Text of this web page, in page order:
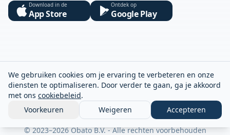
We gebruiken cookies om je ervaring te verbeteren en onze
diensten te optimaliseren. Door verder te gaan, ga je akkoord
met ons cookiebeleid.
Voorkeuren
Weigeren Accepteren
Download in de
App Store
Ontdek op
Google Play
© 2023–2026 Obato B.V. - Alle rechten voorbehouden